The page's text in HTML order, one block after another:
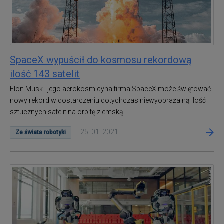
SpaceX wypuścił do kosmosu rekordową
ilość 143 satelit
Elon Musk i jego aerokosmicyna firma SpaceX może świętować
nowy rekord w dostarczeniu dotychczas niewyobrażalną ilość
sztucznych satelit na orbitę ziemską.
Ze świata robotyki 25. 01. 2021